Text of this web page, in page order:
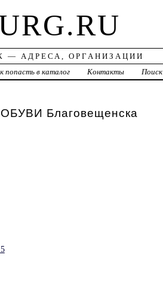
— АДРЕСА, ОРГАНИЗАЦИИ
попасть в каталог Контакты Поиск
Благовещенска